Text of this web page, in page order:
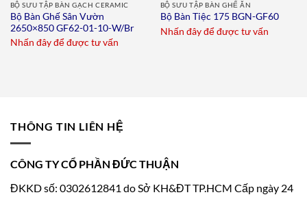
BỘ SƯU TẬP BÀN GẠCH CERAMIC
Bộ Bàn Ghế Sân Vườn
2650×850 GF62-01-10-W/Br
Nhấn đây để được tư vấn
BỘ SƯU TẬP BÀN GHẾ ĂN
Bộ Bàn Tiệc 175 BGN-GF60
Nhấn đây để được tư vấn
THÔNG TIN LIÊN HỆ
CÔNG TY CỔ PHẦN ĐỨC THUẬN
ĐKKD số: 0302612841 do Sở KH&ĐT TP.HCM Cấp ngày 24